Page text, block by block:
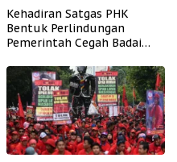
Kehadiran Satgas PHK
Bentuk Perlindungan
Pemerintah Cegah Badai